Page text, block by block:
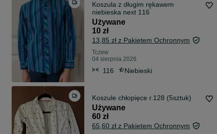
Koszula z długim rękawem
niebieska next 116
Używane
10 zł
13,85 zł z Pakietem Ochronnym
Tczew
04 sierpnia 2026
116 Niebieski
Koszule chłopięce r.128 (5sztuk)
Używane
60 zł
65,60 zł z Pakietem Ochronnym